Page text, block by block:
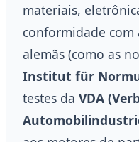
materiais,
conformidade
alemãs (como as
Institut für
testes da VDA